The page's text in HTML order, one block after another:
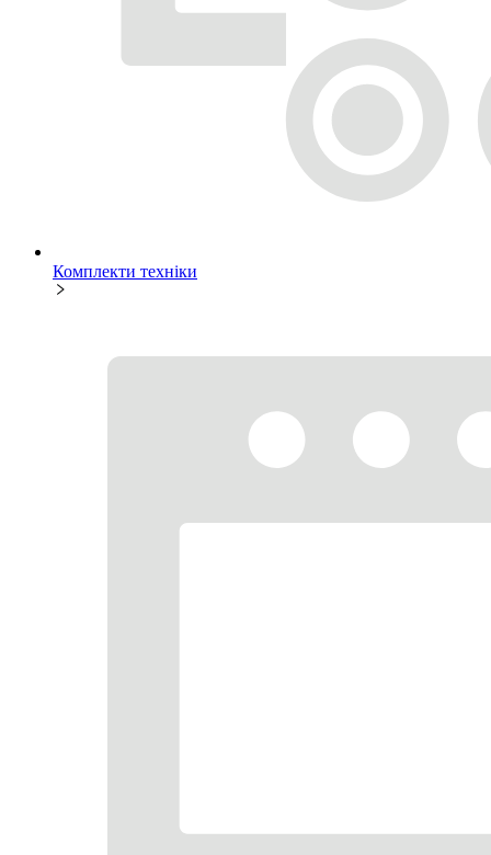
Комплекти техніки